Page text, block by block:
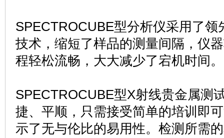
SPECTROCUBE型分析仪采用了领
技术，缩短了样品的测量间隔，仪
程轻松流畅，大大减少了宕机时间。
SPECTROCUBE型X射线贵金属测
捷、平顺，只需接受简单的培训即
示了无与伦比的易用性。检测所需